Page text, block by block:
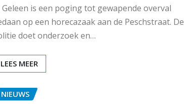
Geleen is een poging tot gewapende overval
op een horecazaak aan de Peschstraat. De
doet onderzoek en…
LEES MEER
NIEUWS